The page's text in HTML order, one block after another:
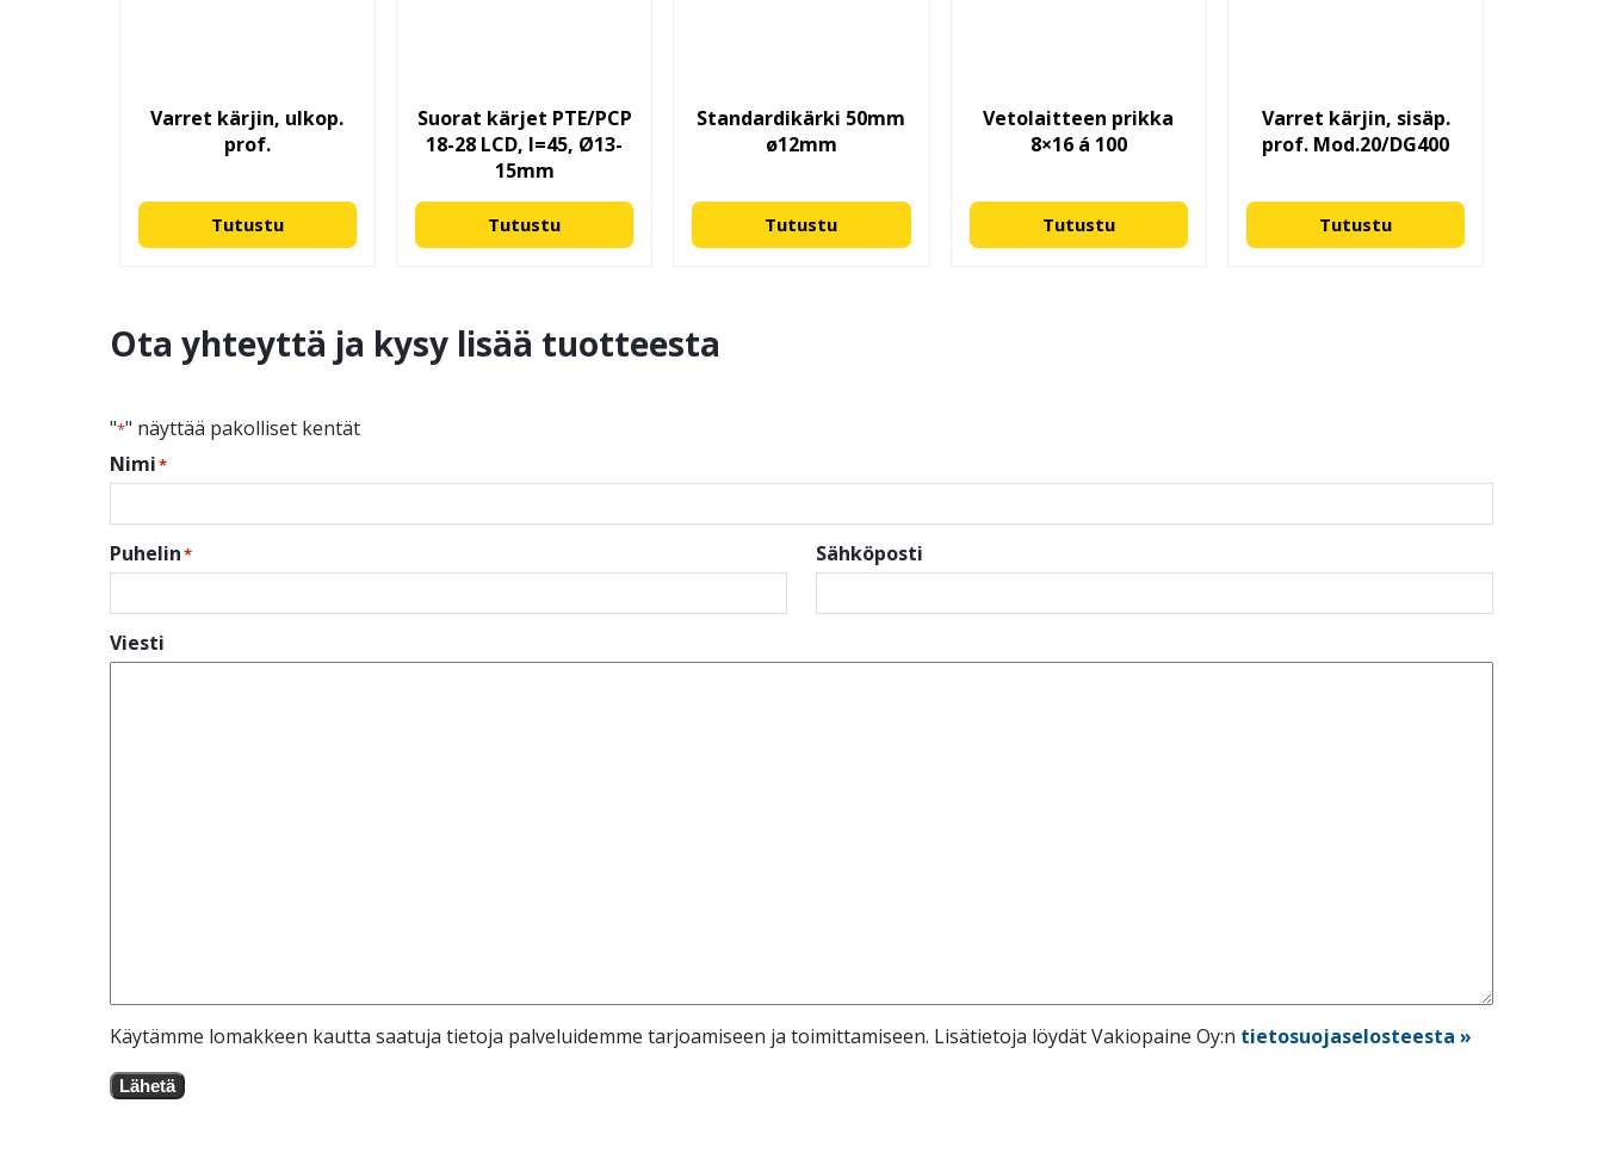
Varret kärjin, ulkop.
prof.
Tutustu
Suorat kärjet PTE/PCP
18-28 LCD, l=45, Ø13-
15mm
Tutustu
Standardikärki 50mm
ø12mm
Tutustu
Vetolaitteen prikka
8×16 á 100
Tutustu
Varret kärjin, sisäp.
prof. Mod.20/DG400
Tutustu
Ota yhteyttä ja kysy lisää tuotteesta
"*" näyttää pakolliset kentät
Nimi*
Puhelin* Sähköposti
Viesti
Käytämme lomakkeen kautta saatuja tietoja palveluidemme tarjoamiseen ja toimittamiseen. Lisätietoja löydät Vakiopaine Oy:n tietosuojaselosteesta »
Lähetä